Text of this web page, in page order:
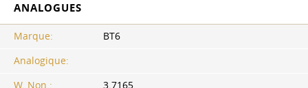
ANALOGUES
Marque:
BT6
Analogique:
W. Non.:
3.7165